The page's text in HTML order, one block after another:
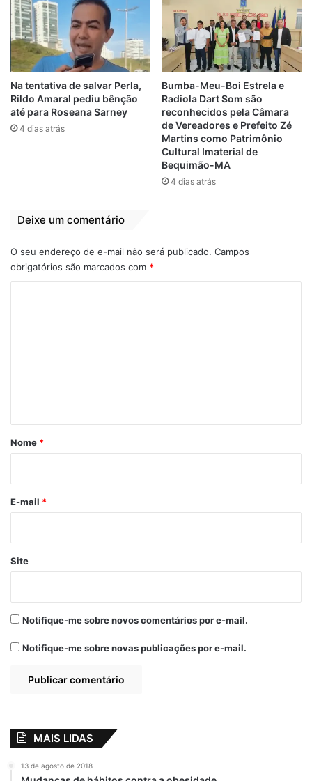
Em "LEGISLATIVO"
Ribeiro Neto
Na tentativa de salvar Perla,
Rildo Amaral pediu bênção
até para Roseana Sarney
4 dias atrás
Bumba-Meu-Boi Estrela e
Radiola Dart Som são
reconhecidos pela Câmara
de Vereadores e Prefeito Zé
Martins como Patrimônio
Cultural Imaterial de
Bequimão-MA
4 dias atrás
Deixe um comentário
O seu endereço de e-mail não será publicado. Campos
obrigatórios são marcados com *
r
*
Nome *
E-mail *
Site
Notifique-me sobre novos comentários por e-mail.
Notifique-me sobre novas publicações por e-mail.
MAIS LIDAS
13 de agosto de 2018